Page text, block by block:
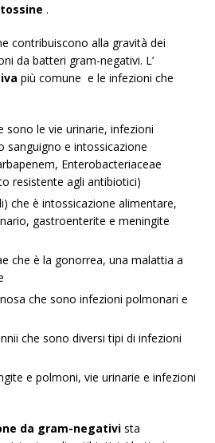
.
contribuiscono alla gravità dei
da batteri gram-negativi. L’
più comune e le infezioni che
sono le vie urinarie, infezioni
sanguigno e intossicazione
Enterobacteriaceae
resistente agli antibiotici)
che è intossicazione alimentare,
gastroenterite e meningite
che è la gonorrea, una malattia a
che sono infezioni polmonari e
che sono diversi tipi di infezioni
e polmoni, vie urinarie e infezioni
da gram-negativi sta